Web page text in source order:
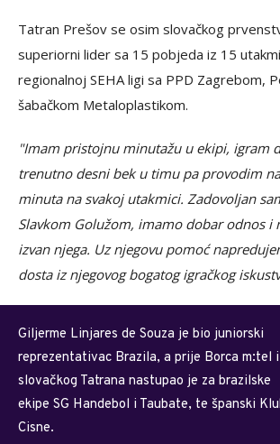
Tatran Prešov se osim slovačkog
superiorni lider sa 15 pobjeda iz 15
regionalnoj SEHA ligi sa PPD Zagrebom,
šabačkom Metaloplastikom.
"Imam pristojnu minutažu u ekipi, igram
trenutno desni bek u timu pa provodim
minuta na svakoj utakmici. Zadovoljan
Slavkom Golužom, imamo dobar odnos i
izvan njega. Uz njegovu pomoć
dosta iz njegovog bogatog igračkog
Giljerme Linjares de Souza je bio juniorski
reprezentativac Brazila, a prije Borca m:tel i
slovačkog Tatrana nastupao je za brazilske
ekipe SG Handebol i Taubate, te španski
Cisne.